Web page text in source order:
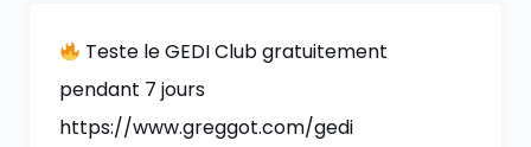
Teste le GEDI Club gratuitement
pendant 7 jours
https://www.greggot.com/gedi